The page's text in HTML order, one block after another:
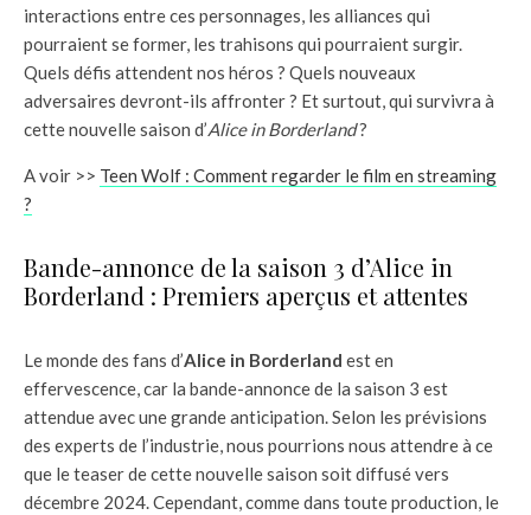
interactions entre ces personnages, les alliances qui
pourraient se former, les trahisons qui pourraient surgir.
Quels défis attendent nos héros ? Quels nouveaux
adversaires devront-ils affronter ? Et surtout, qui survivra à
cette nouvelle saison d’Alice in Borderland?
A voir >> Teen Wolf : Comment regarder le film en streaming
?
Bande-annonce de la saison 3 d’Alice in
Borderland : Premiers aperçus et attentes
Le monde des fans d’Alice in Borderland est en
effervescence, car la bande-annonce de la saison 3 est
attendue avec une grande anticipation. Selon les prévisions
des experts de l’industrie, nous pourrions nous attendre à ce
que le teaser de cette nouvelle saison soit diffusé vers
décembre 2024. Cependant, comme dans toute production, le